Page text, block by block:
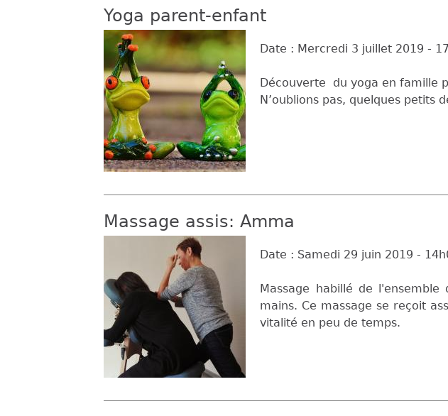
Yoga parent-enfant
Date : Mercredi 3 juillet 2019 -
Découverte du yoga en famille
N’oublions pas, quelques petits
Massage assis: Amma
Date : Samedi 29 juin 2019 -
Massage habillé de
mains. Ce massage se reçoit
vitalité en peu de temps.